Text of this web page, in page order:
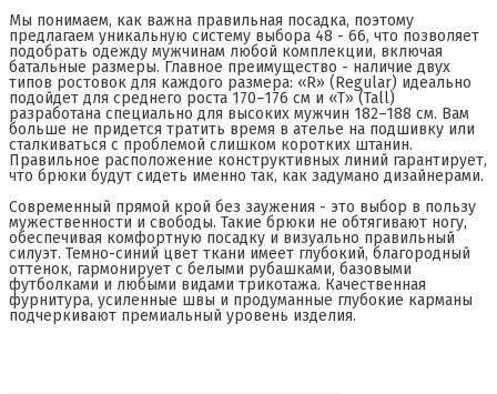
Мы понимаем, как важна правильная посадка, поэтому
предлагаем уникальную систему выбора 48 - 66, что позволяет
подобрать одежду мужчинам любой комплекции, включая
батальные размеры. Главное преимущество - наличие двух
типов ростовок для каждого размера: «R» (Regular) идеально
подойдет для среднего роста 170–176 см и «T» (Tall)
разработана специально для высоких мужчин 182–188 см. Вам
больше не придется тратить время в ателье на подшивку или
сталкиваться с проблемой слишком коротких штанин.
Правильное расположение конструктивных линий гарантирует,
что брюки будут сидеть именно так, как задумано дизайнерами.
Современный прямой крой без заужения - это выбор в пользу
мужественности и свободы. Такие брюки не обтягивают ногу,
обеспечивая комфортную посадку и визуально правильный
силуэт. Темно-синий цвет ткани имеет глубокий, благородный
оттенок, гармонирует с белыми рубашками, базовыми
футболками и любыми видами трикотажа. Качественная
фурнитура, усиленные швы и продуманные глубокие карманы
подчеркивают премиальный уровень изделия.